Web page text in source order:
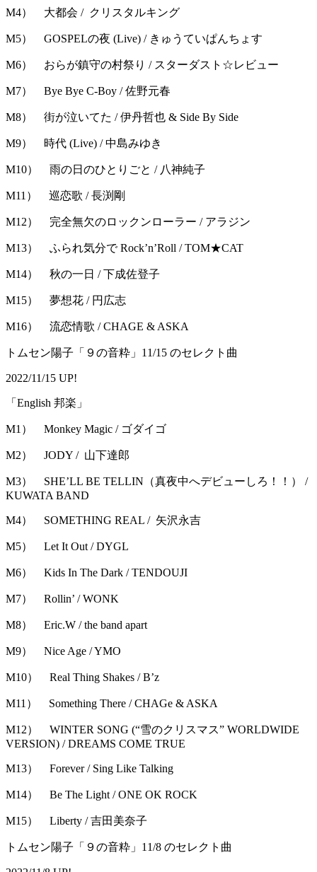
M4） 大都会 / クリスタルキング
M5） GOSPELの夜 (Live) / きゅうていぱんちょす
M6） おらが鎮守の村祭り / スターダスト☆レビュー
M7） Bye Bye C-Boy / 佐野元春
M8） 街が泣いてた / 伊丹哲也 & Side By Side
M9） 時代 (Live) / 中島みゆき
M10） 雨の日のひとりごと / 八神純子
M11） 巡恋歌 / 長渕剛
M12） 完全無欠のロックンローラー / アラジン
M13） ふられ気分で Rock’n’Roll / TOM★CAT
M14） 秋の一日 / 下成佐登子
M15） 夢想花 / 円広志
M16） 流恋情歌 / CHAGE & ASKA
トムセン陽子「９の音粋」11/15 のセレクト曲
2022/11/15 UP!
「English 邦楽」
M1） Monkey Magic / ゴダイゴ
M2） JODY / 山下達郎
M3） SHE’LL BE TELLIN（真夜中へデビューしろ！！） /
KUWATA BAND
M4） SOMETHING REAL / 矢沢永吉
M5） Let It Out / DYGL
M6） Kids In The Dark / TENDOUJI
M7） Rollin’ / WONK
M8） Eric.W / the band apart
M9） Nice Age / YMO
M10） Real Thing Shakes / B’z
M11） Something There / CHAGe & ASKA
M12） WINTER SONG (“雪のクリスマス” WORLDWIDE
VERSION) / DREAMS COME TRUE
M13） Forever / Sing Like Talking
M14） Be The Light / ONE OK ROCK
M15） Liberty / 吉田美奈子
トムセン陽子「９の音粋」11/8 のセレクト曲